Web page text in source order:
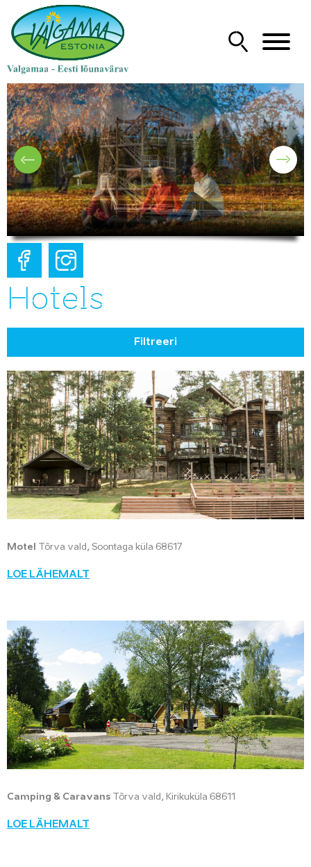
Hotels
Filtreeri
Motel Tõrva vald, Soontaga küla 68617
LOE LÄHEMALT
Camping & Caravans Tõrva vald, Kirikuküla 68611
LOE LÄHEMALT